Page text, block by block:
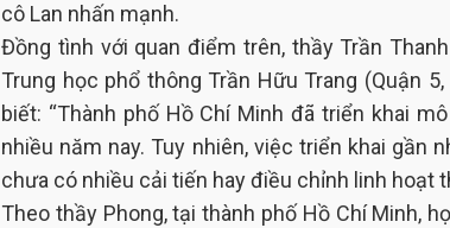
cô Lan nhấn mạnh.
Đồng tình với quan điểm trên, thầy Trần
Trung học phổ thông Trần Hữu Trang (Quận
biết: “Thành phố Hồ Chí Minh đã triển khai
nhiều năm nay. Tuy nhiên, việc triển khai gần
chưa có nhiều cải tiến hay điều chỉnh linh hoạt
Theo thầy Phong, tại thành phố Hồ Chí Minh,